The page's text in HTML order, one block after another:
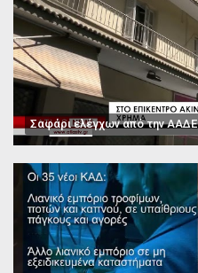
Σαφάρι ελέγχων από την ΑΑΔΕ